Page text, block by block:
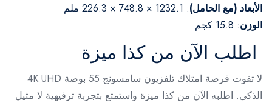
الأبعاد (مع الحامل): 1232.1 × 748.8 × 226.3 ملم
الوزن: 15.8 كجم
اطلب الآن من كذا ميزة
لا تفوت فرصة امتلاك تلفزيون سامسونج 55 بوصة 4K UHD
الذكي. اطلبه الآن من كذا ميزة واستمتع بتجربة ترفيهية لا مثيل